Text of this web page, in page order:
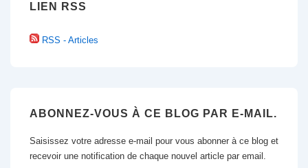
LIEN RSS
RSS - Articles
ABONNEZ-VOUS À CE BLOG PAR E-MAIL.
Saisissez votre adresse e-mail pour vous abonner à ce blog et
recevoir une notification de chaque nouvel article par email.